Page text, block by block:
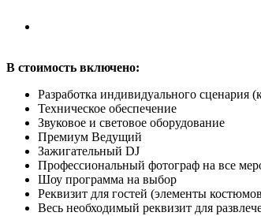
В стоимость включено:
Разработка индивидуального сценария
Техническое обеспечение
Звуковое и световое оборудование
Премиум Ведущий
Зажигательный DJ
Профессиональный фотограф на все
Шоу программа на выбор
Реквизит для гостей (элементы
Весь необходимый реквизит для